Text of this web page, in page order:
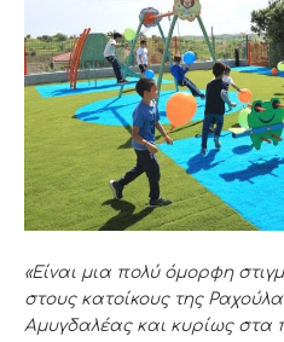
«Είναι μια πολύ όμορφη
στους κατοίκους της
Αμυγδαλέας και κυρίως στα